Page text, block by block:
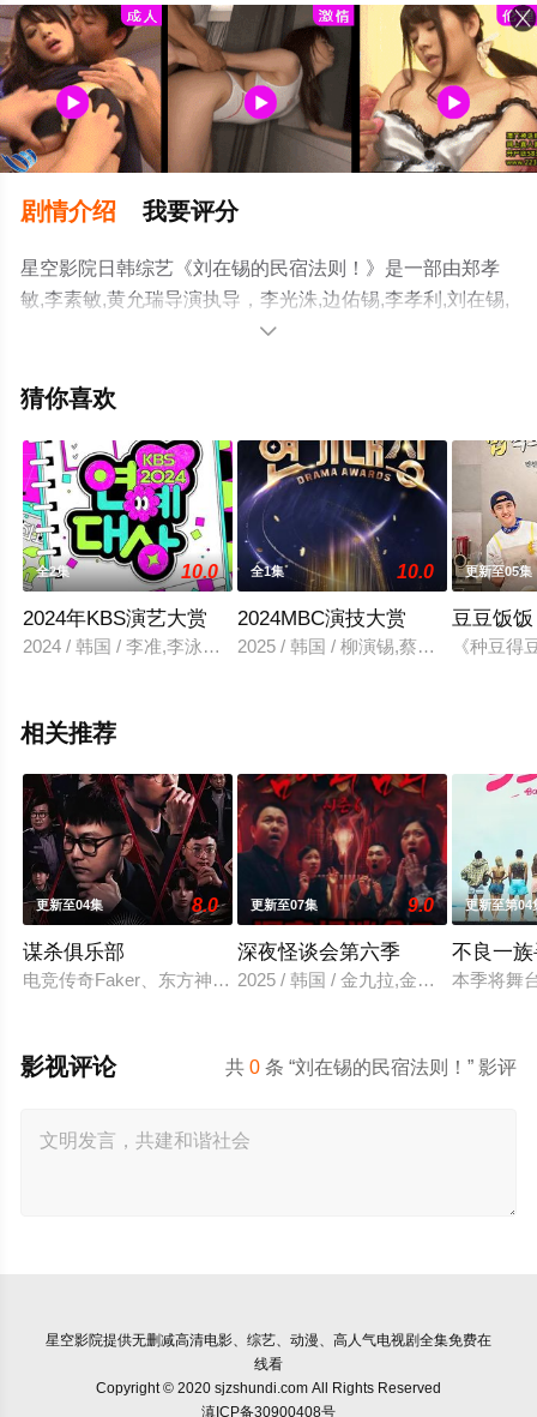
剧情介绍 我要评分
星空影院日韩综艺《刘在锡的民宿法则！》是一部由郑孝
敏,李素敏,黄允瑞导演执导，李光洙,边佑锡,李孝利,刘在锡,
李尚顺,池艺恩等演员精彩演绎的韩国综艺，大结局剧情已
节目就上星空电影网，更多相关信息可移步至豆瓣综艺、

猜你喜欢
全2集 10.0
2024年KBS演艺大赏
2024 / 韩国 / 李准,李泳知,李灿,刘在石,全炫茂,柳智敏
全1集 10.0
2024MBC演技大赏
2025 / 韩国 / 柳演锡,蔡秀彬,李帝勋,
更新至05集
豆豆饭饭
《种豆得
相关推荐
更新至04集 8.0
谋杀俱乐部
电竞传奇Faker、东方神起的最强昌珉、TXT的杋圭等神级阵容
更新至07集 9.0
深夜怪谈会第六季
2025 / 韩国 / 金九拉,金淑,金浩英
更新至第04
不良一
本季将舞
共0 条 “刘在锡的民宿法则！” 影评
影视评论
星空影院提供无删减高清电影、综艺、动漫、高人气电视剧全集免费在
线看
Copyright © 2020 sjzshundi.com All Rights Reserved
滇ICP备30900408号